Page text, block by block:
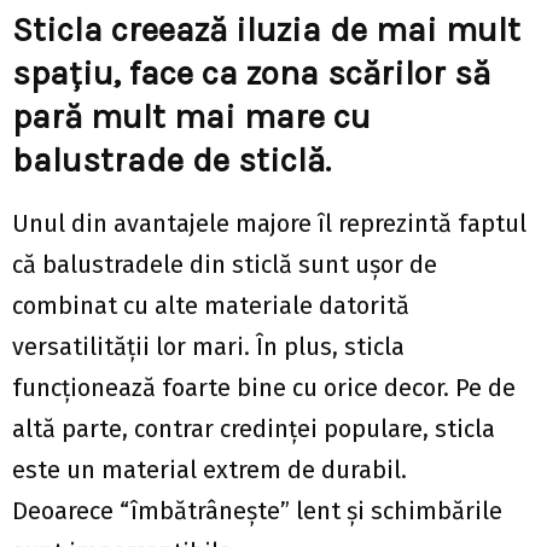
Sticla creează iluzia de mai mult
spațiu, face ca zona scărilor să
pară mult mai mare cu
balustrade de sticlă.
Unul din avantajele majore îl reprezintă faptul
că balustradele din sticlă sunt ușor de
combinat cu alte materiale datorită
versatilității lor mari. În plus, sticla
funcționează foarte bine cu orice decor. Pe de
altă parte, contrar credinței populare, sticla
este un material extrem de durabil.
Deoarece “îmbătrânește” lent și schimbările